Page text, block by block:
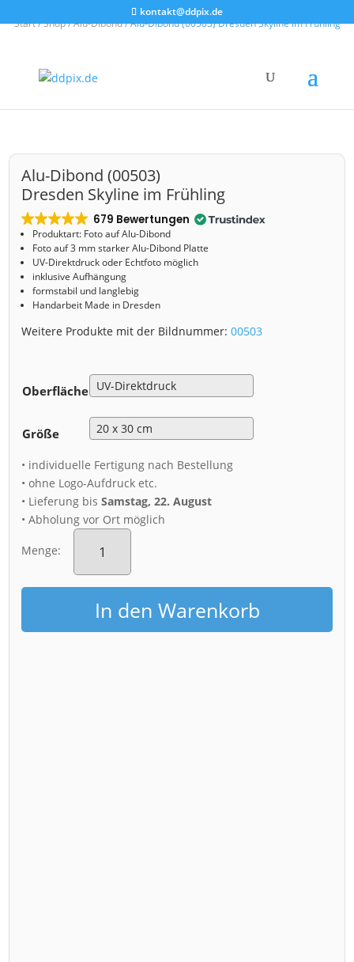
kontakt@ddpix.de
Start/Shop/Alu-Dibond/ Alu-Dibond (00503) Dresden Skyline im Frühling
Alu-Dibond (00503)
Dresden Skyline im Frühling
679 Bewertungen
Produktart: Foto auf Alu-Dibond
Foto auf 3 mm starker Alu-Dibond Platte
UV-Direktdruck oder Echtfoto möglich
inklusive Aufhängung
formstabil und langlebig
Handarbeit Made in Dresden
Weitere Produkte mit der Bildnummer:00503
Oberfläche
Größe
• individuelle Fertigung nach Bestellung
• ohne Logo-Aufdruck etc.
• Lieferung bisSamstag, 22. August
• Abholung vor Ort möglich
Menge:
Alu-
Dibond
Dresden
Skyline
Frühling
Menge
In den Warenkorb